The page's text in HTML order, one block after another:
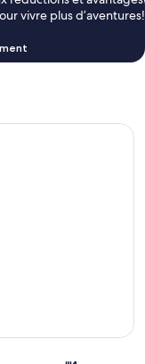
vivre plus d’aventures!